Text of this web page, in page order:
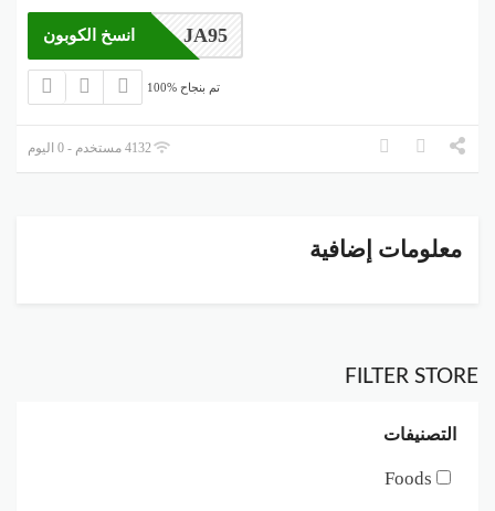
JA95 انسخ الكوبون
100% تم بنجاح
4132 مستخدم - 0 اليوم
معلومات إضافية
FILTER STORE
التصنيفات
Foods